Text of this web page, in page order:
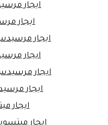
ايجار
ايجار
ايجار
ايجار
ايجار
ايجار
ايجار
ايجار